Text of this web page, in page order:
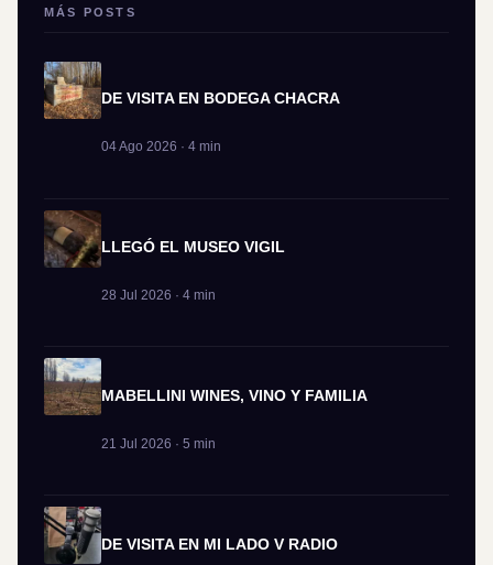
MÁS POSTS
DE VISITA EN BODEGA CHACRA
04 Ago 2026 · 4 min
LLEGÓ EL MUSEO VIGIL
28 Jul 2026 · 4 min
MABELLINI WINES, VINO Y FAMILIA
21 Jul 2026 · 5 min
DE VISITA EN MI LADO V RADIO